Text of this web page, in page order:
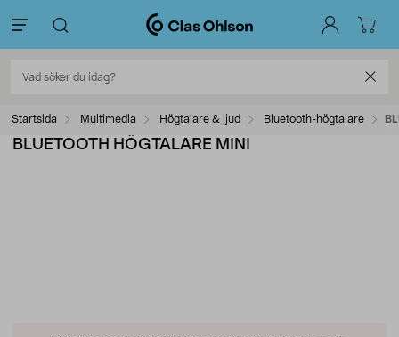
Startsida Multimedia Högtalare & ljud Bluetooth-högtalare
BLUETOOTH HÖGTALARE MINI